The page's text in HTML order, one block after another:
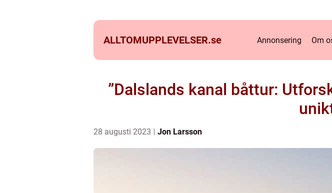
ALLTOMUPPLEVELSER.se Annonsering Om
”Dalslands kanal båttur:
28 augusti 2023 Jon Larsson